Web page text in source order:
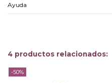
Ayuda
4 productos relacionados:
-50%